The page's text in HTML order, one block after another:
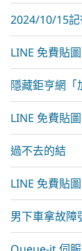
2024/10/15記
LINE 免費貼
隱藏鉅亨網「
LINE 免費貼
過不去的結
LINE 免費貼
男下車拿故障